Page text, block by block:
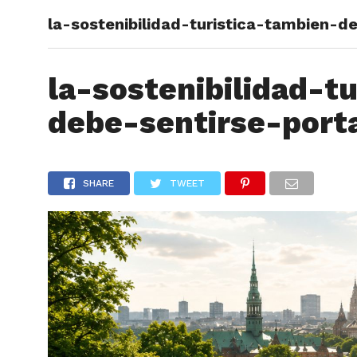
la-sostenibilidad-turistica-tambien-
la-sostenibilidad-
debe-sentirse-
SHARE TWEET